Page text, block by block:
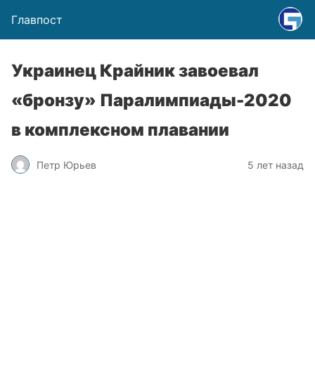
Главпост
Украинец Крайник завоевал
«бронзу» Паралимпиады-2020
в комплексном плавании
Петр Юрьев 5 лет назад